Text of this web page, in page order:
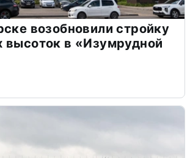
возобновили стройку
в «Изумрудной